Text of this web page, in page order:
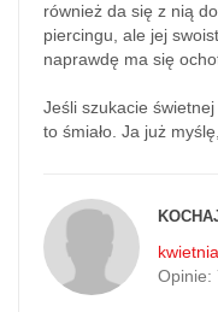
również da się z nią
piercingu, ale jej
naprawdę ma się
Jeśli szukacie
to śmiało. Ja już
Opinie: